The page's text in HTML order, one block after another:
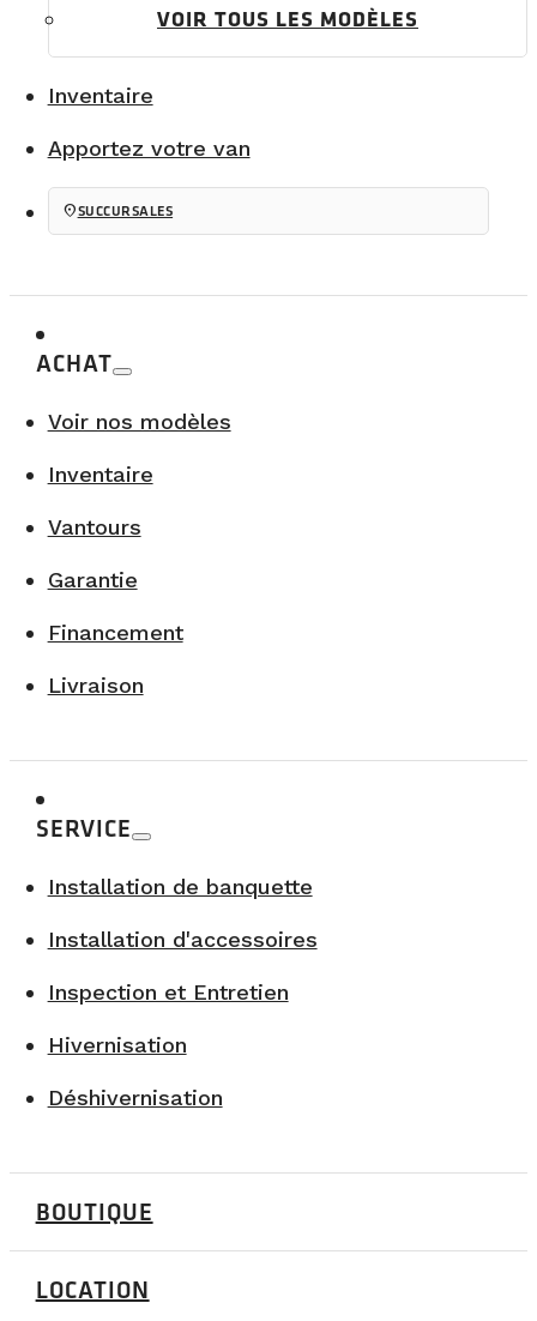
VOIR TOUS LES MODÈLES
Inventaire
Apportez votre van
location_onSUCCURSALES
ACHAT
Voir nos modèles
Inventaire
Vantours
Garantie
Financement
Livraison
SERVICE
Installation de banquette
Installation d'accessoires
Inspection et Entretien
Hivernisation
Déshivernisation
BOUTIQUE
LOCATION